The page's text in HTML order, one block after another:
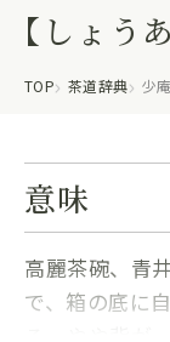
【しょう
TOP 茶道辞典 少
意味
高麗茶碗、青
で、箱の底に